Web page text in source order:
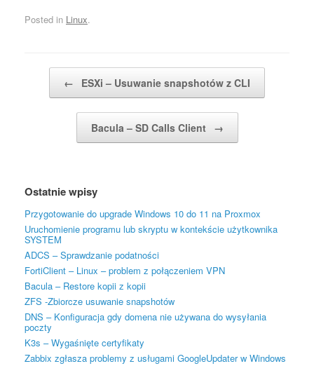
Posted in Linux.
Post navigation
← ESXi – Usuwanie snapshotów z CLI
Bacula – SD Calls Client →
Ostatnie wpisy
Przygotowanie do upgrade Windows 10 do 11 na Proxmox
Uruchomienie programu lub skryptu w kontekście użytkownika
SYSTEM
ADCS – Sprawdzanie podatności
FortiClient – Linux – problem z połączeniem VPN
Bacula – Restore kopii z kopii
ZFS -Zbiorcze usuwanie snapshotów
DNS – Konfiguracja gdy domena nie używana do wysyłania
poczty
K3s – Wygaśnięte certyfikaty
Zabbix zgłasza problemy z usługami GoogleUpdater w Windows